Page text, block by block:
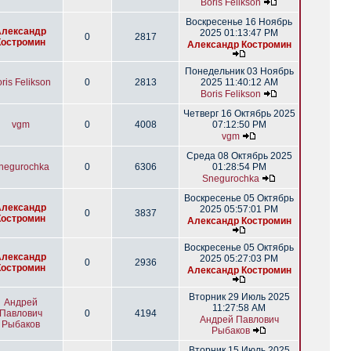
Boris Felikson
0 2817
Воскресенье 16 Ноябрь
2025 01:13:47 PM
Александр Костромин
Felikson 0 2813
Понедельник 03 Ноябрь
2025 11:40:12 AM
Boris Felikson
vgm 0 4008
Четверг 16 Октябрь 2025
07:12:50 PM
vgm
0 6306
Среда 08 Октябрь 2025
01:28:54 PM
Snegurochka
0 3837
Воскресенье 05 Октябрь
2025 05:57:01 PM
Александр Костромин
0 2936
Воскресенье 05 Октябрь
2025 05:27:03 PM
Александр Костромин
Андрей
Павлович
Рыбаков
0 4194
Вторник 29 Июль 2025
11:27:58 AM
Андрей Павлович
Рыбаков